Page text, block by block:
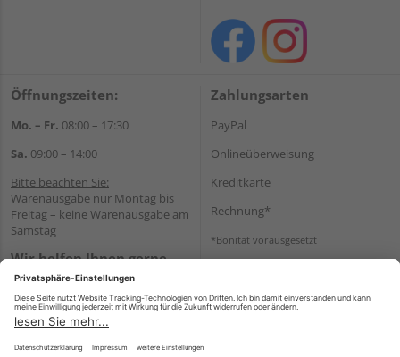
Öffnungszeiten:
Mo. – Fr. 08:00 – 17:30
Sa. 09:00 – 14:00
Bitte beachten Sie:
Warenausgabe nur Montag bis
Freitag – keineWarenausgabe am
Samstag
Wir helfen Ihnen gerne
weiter
Tel.:+49 2166 9199137
E-Mail:holzland-
shop@friederichs-gmbh.de
Zahlungsarten
PayPal
Onlineüberweisung
Kreditkarte
Rechnung*
*Bonität vorausgesetzt